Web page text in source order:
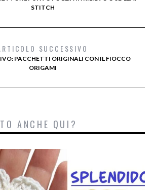
STITCH
SUCCESSIVO
PACCHETTI ORIGINALI CON IL FIOCCO
ORIGAMI
ANCHE QUI?